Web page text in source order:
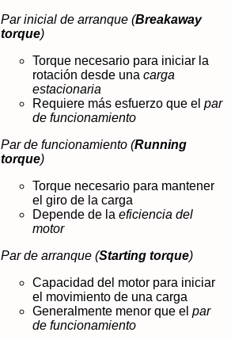
Par inicial de arranque (Breakaway
torque)
Torque necesario para iniciar la
rotación desde una carga
estacionaria
Requiere más esfuerzo que el par
de funcionamiento
Par de funcionamiento (Running
torque)
Torque necesario para mantener
el giro de la carga
Depende de la eficiencia del
motor
Par de arranque (Starting torque)
Capacidad del motor para iniciar
el movimiento de una carga
Generalmente menor que el par
de funcionamiento